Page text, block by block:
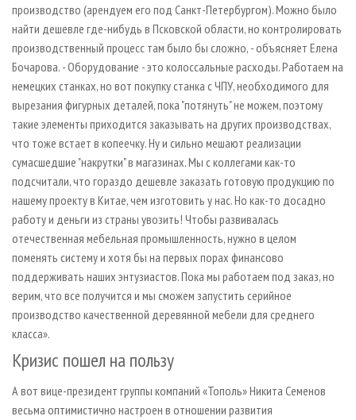
производство (арендуем его под Санкт-Петербургом). Можно было
найти дешевле где-нибудь в Псковской области, но контролировать
производственный процесс там было бы сложно, - объясняет Елена
Бочарова. - Оборудование - это колоссальные расходы. Работаем на
немецких станках, но вот покупку станка с ЧПУ, необходимого для
вырезания фигурных деталей, пока "потянуть" не можем, поэтому
такие элементы приходится заказывать на других производствах,
что тоже встает в копеечку. Ну и сильно мешают реализации
сумасшедшие "накрутки" в магазинах. Мы с коллегами как-то
подсчитали, что гораздо дешевле заказать готовую продукцию по
нашему проекту в Китае, чем изготовить у нас. Но как-то досадно
работу и деньги из страны увозить! Чтобы развивалась
отечественная мебельная промышленность, нужно в целом
поменять систему и хотя бы на первых порах финансово
поддерживать наших энтузиастов. Пока мы работаем под заказ, но
верим, что все получится и мы сможем запустить серийное
производство качественной деревянной мебели для среднего
класса».
Кризис пошел на пользу
А вот вице-президент группы компаний «Тополь» Никита Семенов
весьма оптимистично настроен в отношении развития